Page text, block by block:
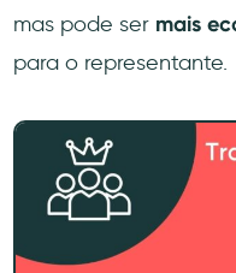
mas pode ser mais
para o representante.